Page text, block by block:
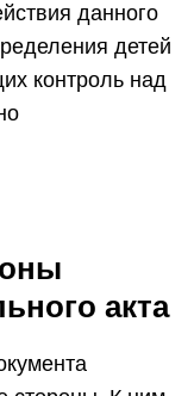
данного
детей
контроль над
акта